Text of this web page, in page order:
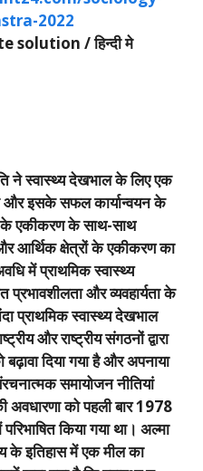
2022
solution / हिन्दी मे
ने स्वास्थ्य देखभाल के लिए एक
और इसके सफल कार्यान्वयन के
के एकीकरण के साथ-साथ
आर्थिक क्षेत्रों के एकीकरण का
में प्राथमिक स्वास्थ्य
और व्यवहार्यता के
प्राथमिक स्वास्थ्य देखभाल
और राष्ट्रीय संगठनों द्वारा
दिया गया है और अपनाया
समायोजन नीतियां
अवधारणा को पहली बार1978
किया गया था। अल्मा
के इतिहास में एक मील का